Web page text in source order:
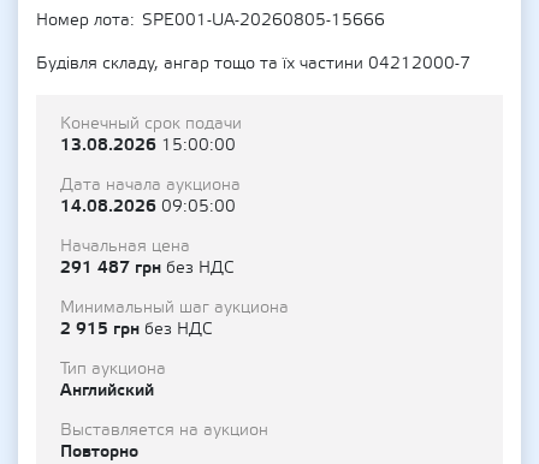
Номер лота
SPE001-UA-20260805-15666
Будівля складу, ангар тощо та їх частини 04212000-7
Конечный срок подачи
13.08.2026 15:00:00
Дата начала аукциона
14.08.2026 09:05:00
Начальная цена
291 487 грн без НДС
Минимальный шаг аукциона
2 915 грн без НДС
Тип аукциона
Английский
Выставляется на аукцион
Повторно